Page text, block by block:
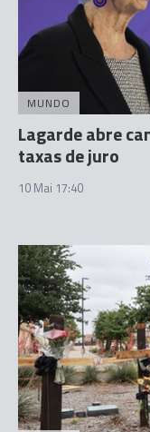
MUNDO
Lagarde abre
taxas de juro
10 Mai 17:40